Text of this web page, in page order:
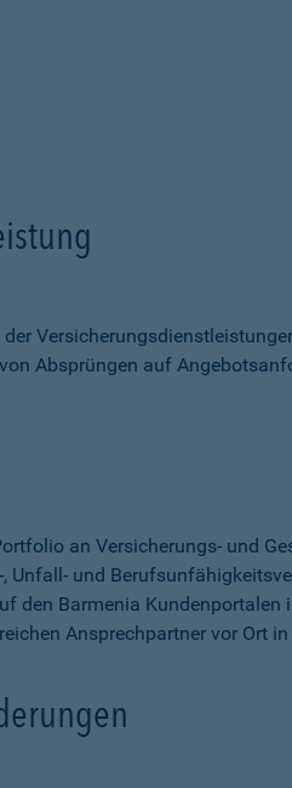
Absprüngen auf
an Versicherungs- und
Unfall- und
den Barmenia
Ansprechpartner vor Ort